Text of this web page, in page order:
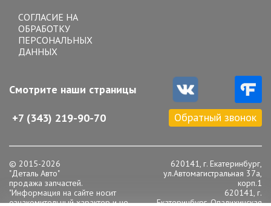
СОГЛАСИЕ НА
ОБРАБОТКУ
ПЕРСОНАЛЬНЫХ
ДАННЫХ
Смотрите наши страницы
+7 (343) 219-90-70 Обратный звонок
© 2015-2026
"Деталь Авто"
продажа запчастей.
"Информация на сайте носит
ознакомительный характер и не
620141, г. Екатеринбург,
ул.Автомагистральная 37а,
корп.1
620141, г.
Екатеринбург, Опалихинская